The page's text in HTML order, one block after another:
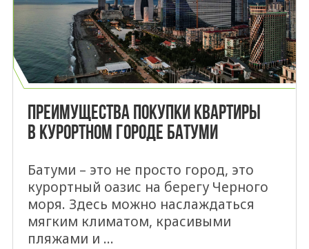
ПРЕИМУЩЕСТВА ПОКУПКИ КВАРТИРЫ
В КУРОРТНОМ ГОРОДЕ БАТУМИ
Батуми – это не просто город, это
курортный оазис на берегу Черного
моря. Здесь можно наслаждаться
мягким климатом, красивыми
пляжами и …